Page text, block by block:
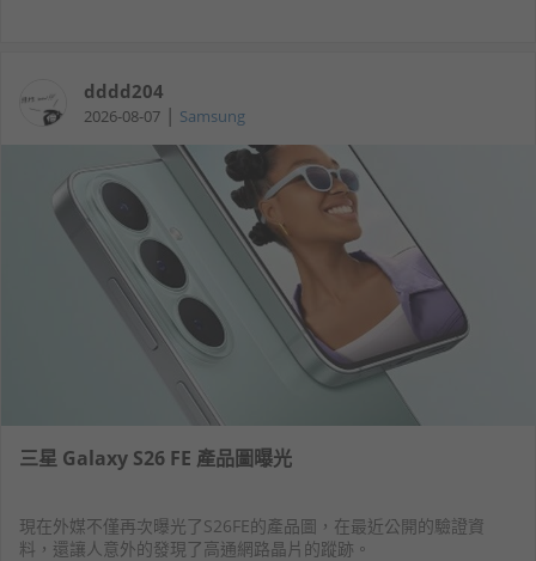
dddd204
2026-08-07 | Samsung
三星 Galaxy S26 FE 產品圖曝光
現在外媒不僅再次曝光了S26FE的產品圖，在最近公開的驗證資
料，還讓人意外的發現了高通網路晶片的蹤跡。